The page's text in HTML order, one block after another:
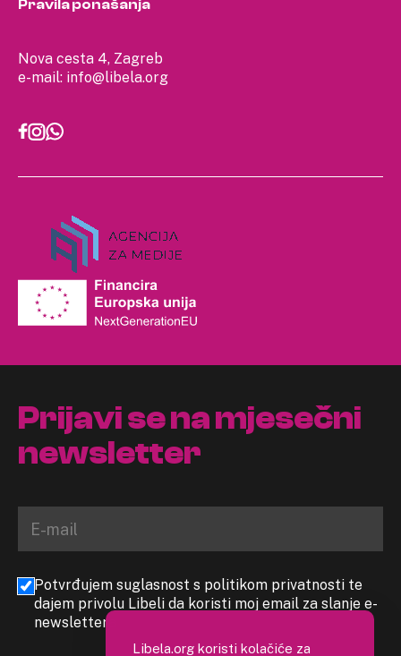
Nova cesta 4, Zagreb
e-mail: info@libela.org
Pravila ponašanja
Prijavi se na mjesečni
newsletter
Potvrđujem suglasnost s politikom privatnosti te
dajem privolu Libeli da koristi moj email za slanje e-
newslettera
Libela.org koristi kolačiće za